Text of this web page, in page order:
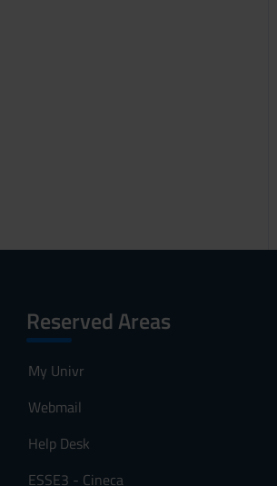
Reserved Areas
My Univr
Webmail
Help Desk
ESSE3 - Cineca